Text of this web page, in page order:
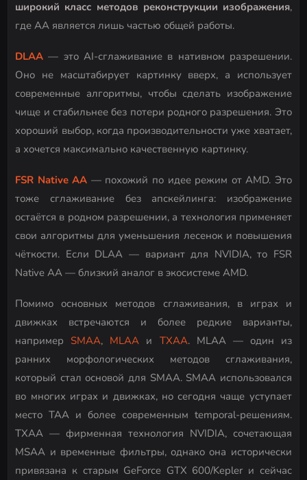
широкий класс методов реконструкции изображения,
где AA является лишь частью общей работы.
DLAA — это AI-сглаживание в нативном разрешении.
Оно не масштабирует картинку вверх, а использует
современные алгоритмы, чтобы сделать изображение
чище и стабильнее без потери родного разрешения. Это
хороший выбор, когда производительности уже хватает,
а хочется максимально качественную картинку.
FSR Native AA — похожий по идее режим от AMD. Это
тоже сглаживание без апскейлинга: изображение
остаётся в родном разрешении, а технология применяет
свои алгоритмы для уменьшения лесенок и повышения
чёткости. Если DLAA — вариант для NVIDIA, то FSR
Native AA — близкий аналог в экосистеме AMD.
Помимо основных методов сглаживания, в играх и
движках встречаются и более редкие варианты,
напримерSMAA, MLAA и TXAA. MLAA — один из
ранних морфологических методов сглаживания,
который стал основой для SMAA. SMAA использовался
во многих играх и движках, но сегодня чаще уступает
место TAA и более современным temporal-решениям.
TXAA — фирменная технология NVIDIA, сочетающая
MSAA и временные фильтры, однако она исторически
привязана к старым GeForce GTX 600/Kepler и сейчас